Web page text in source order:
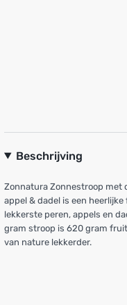
Beschrijving
Zonnatura Zonnestroop met
appel & dadel is een
lekkerste peren, appels en
gram stroop is 620 gram
van nature lekkerder.